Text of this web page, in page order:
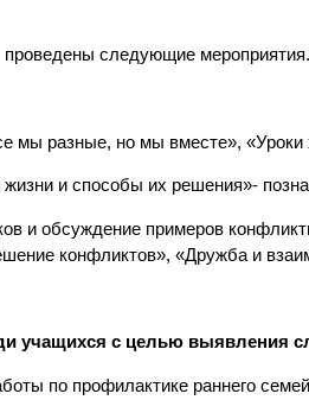
следующие мероприятия.
мы разные, но мы вместе», «Уроки
и способы их решения»-
и обсуждение примеров
конфликтов», «Дружба и
учащихся с целью выявления
по профилактике раннего